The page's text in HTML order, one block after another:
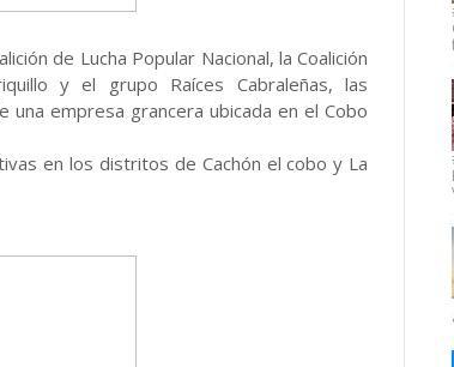
de Lucha Popular Nacional, la Coalición
y el grupo Raíces Cabraleñas, las
empresa grancera ubicada en el Cobo
en los distritos de Cachón el cobo y La